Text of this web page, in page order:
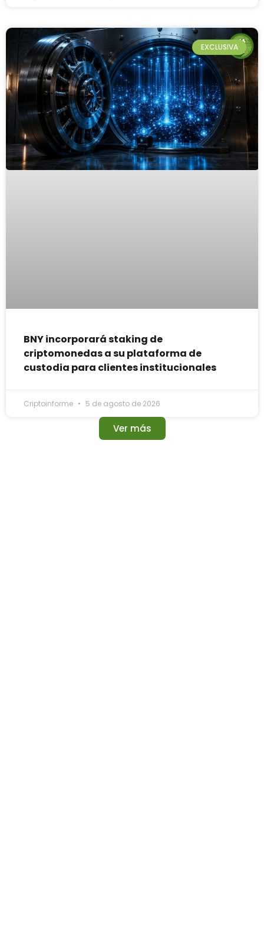
EXCLUSIVA
BNY incorporará staking de
criptomonedas a su plataforma de
custodia para clientes institucionales
Criptoinforme 5 de agosto de 2026
Ver más